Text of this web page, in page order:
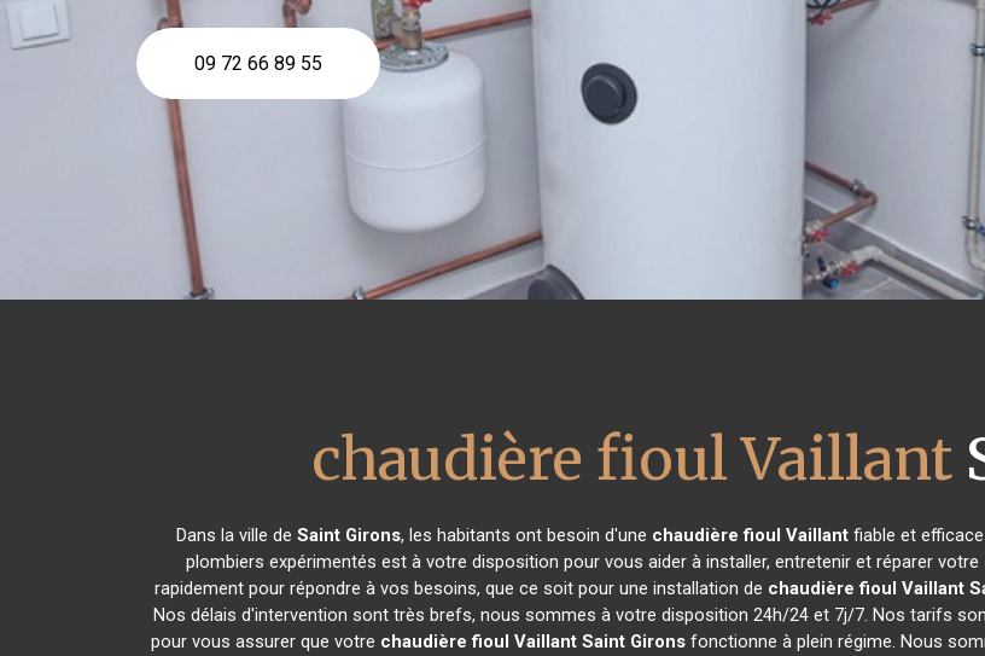
09 72 66 89 55
chaudière fioul Vaillant
Dans la ville de Saint Girons, les habitants ont besoin d'une chaudière fioul Vaillantfiable et
plombiers expérimentés est à votre disposition pour vous aider à installer, entretenir et réparer votre
rapidement pour répondre à vos besoins, que ce soit pour une installation de chaudière fioul Vaillant
Nos délais d'intervention sont très brefs, nous sommes à votre disposition 24h/24 et 7j/7. Nos tarifs
pour vous assurer que votre chaudière fioul Vaillant Saint Girons fonctionne à plein régime. Nous